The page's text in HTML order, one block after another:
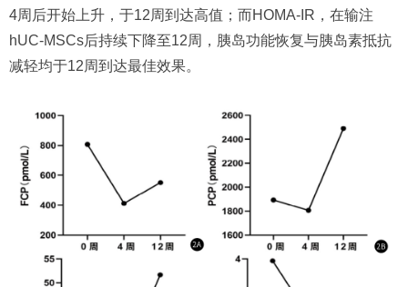
4周后开始上升，于12周到达高值；而HOMA-IR，在输注
hUC-MSCs后持续下降至12周，胰岛功能恢复与胰岛素抵抗
减轻均于12周到达最佳效果。